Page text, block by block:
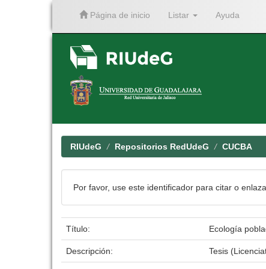
Página de inicio Listar Ayuda
RIUdeG Repositorios RedUdeG CUCBA
Por favor, use este identificador para citar o
Título: Ecología
Descripción: Tesis